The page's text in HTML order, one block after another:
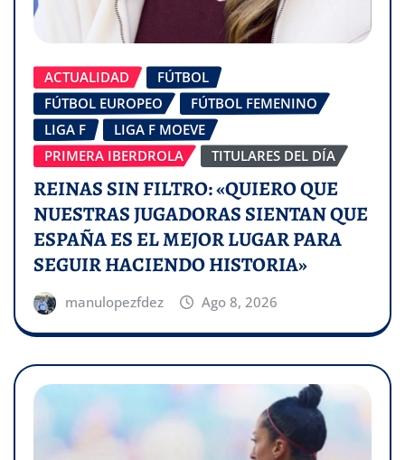
ACTUALIDAD
FÚTBOL
FÚTBOL EUROPEO
FÚTBOL FEMENINO
LIGA F
LIGA F MOEVE
PRIMERA IBERDROLA
TITULARES DEL DÍA
REINAS SIN FILTRO: «QUIERO QUE
NUESTRAS JUGADORAS SIENTAN QUE
ESPAÑA ES EL MEJOR LUGAR PARA
SEGUIR HACIENDO HISTORIA»
manulopezfdez Ago 8, 2026